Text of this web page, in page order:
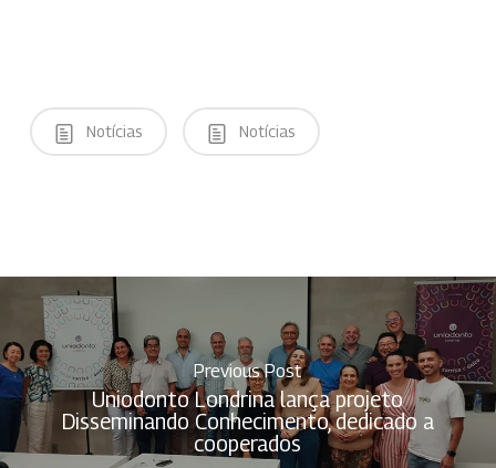
Notícias Notícias
Previous Post
Uniodonto Londrina lança projeto
Disseminando Conhecimento, dedicado a
cooperados